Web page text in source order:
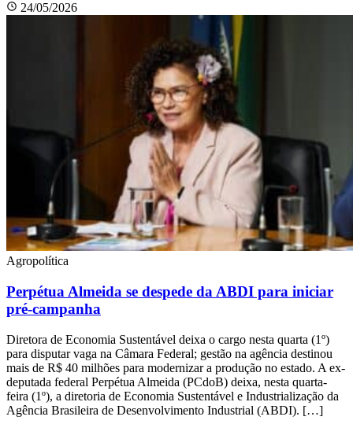
24/05/2026
Agropolítica
Perpétua Almeida se despede da ABDI para iniciar
pré-campanha
Diretora de Economia Sustentável deixa o cargo nesta quarta (1º)
para disputar vaga na Câmara Federal; gestão na agência destinou
mais de R$ 40 milhões para modernizar a produção no estado. A ex-
deputada federal Perpétua Almeida (PCdoB) deixa, nesta quarta-
feira (1º), a diretoria de Economia Sustentável e Industrialização da
Agência Brasileira de Desenvolvimento Industrial (ABDI). […]